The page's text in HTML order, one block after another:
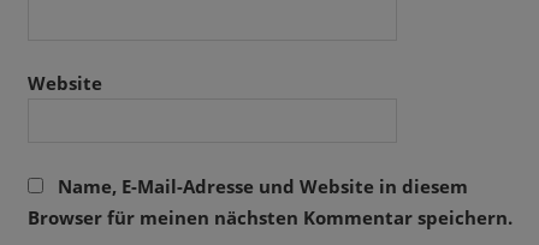
Website
Name, E-Mail-Adresse und Website in diesem
Browser für meinen nächsten Kommentar speichern.